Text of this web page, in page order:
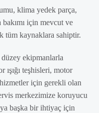
klima yedek parça,
için mevcut ve
tüm kaynaklara sahiptir.
ekipmanlarla
ışığı teşhisleri, motor
için gerekli olan
merkezimize koruyucu
başka bir ihtiyaç için